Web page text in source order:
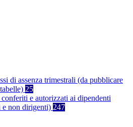
di assenza trimestrali (da pubblicare
25
e autorizzati ai dipendenti
e non dirigenti) 247